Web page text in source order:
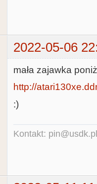
2022-05-06
mała zajawka
http://
:)
Kontakt: pin@usdk.pl